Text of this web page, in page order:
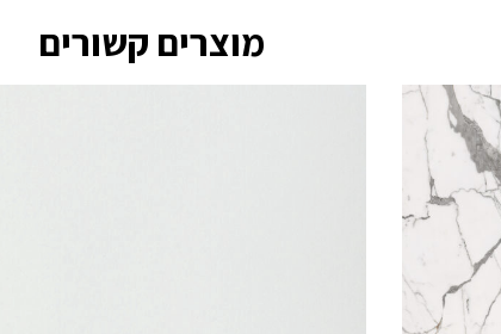
מוצרים קשורים